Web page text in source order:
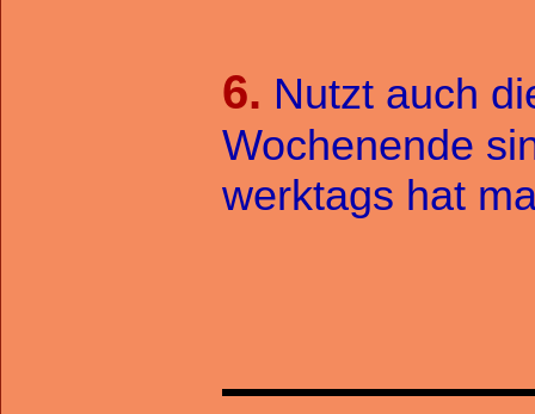
6. Nutzt auch
Wochenende
werktags hat